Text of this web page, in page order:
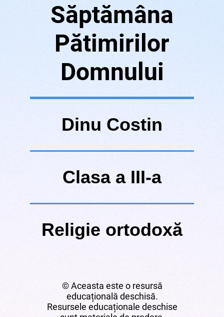
Săptămâna
Pătimirilor
Domnului
Dinu Costin
Clasa a III-a
Religie ortodoxă
© Aceasta este o resursă
educațională deschisă.
Resursele educaționale deschise